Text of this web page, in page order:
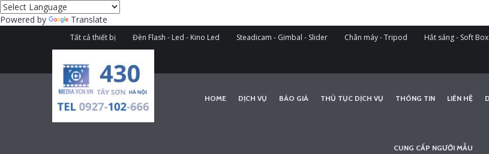
Powered by Translate
Tất cả thiết bị Đèn Flash - Led - Kino Led Steadicam - Gimbal - Slider Chân máy - Tripod Hắt sáng - Soft Box
HOME DỊCH VỤ BÁO GIÁ THỦ TỤC DỊCH VỤ THÔNG TIN LIÊN HỆ
CUNG CẤP NGƯỜI MẪU